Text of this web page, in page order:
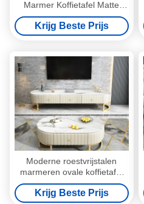
Marmer Koffietafel Matte
Afwerking
Krijg Beste Prijs
Moderne roestvrijstalen
marmeren ovale koffietafel
met laden
Krijg Beste Prijs